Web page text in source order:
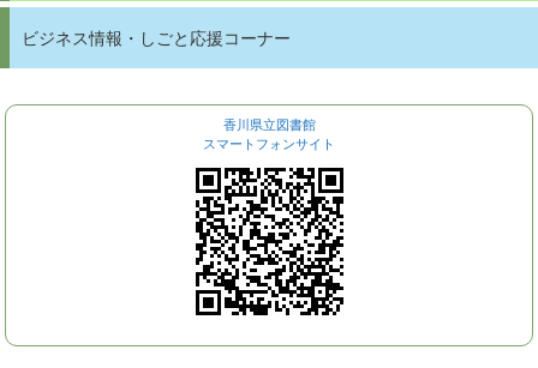
ビジネス情報・しごと応援コーナー
香川県立図書館
スマートフォンサイト